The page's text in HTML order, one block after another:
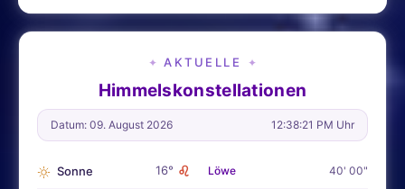
✦ AKTUELLE ✦
Himmelskonstellationen
Datum: 09. August 2026 12:38:22 PM Uhr
Sonne 16° ♌ Löwe 40' 00"